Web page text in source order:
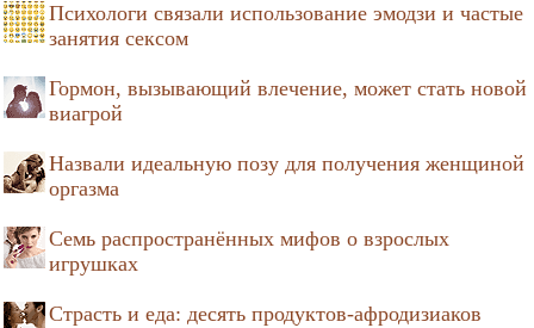
Психологи связали использование эмодзи и частые
занятия сексом
Гормон, вызывающий влечение, может стать новой
виагрой
Назвали идеальную позу для получения женщиной
оргазма
Семь распространённых мифов о взрослых
игрушках
Страсть и еда: десять продуктов-афродизиаков